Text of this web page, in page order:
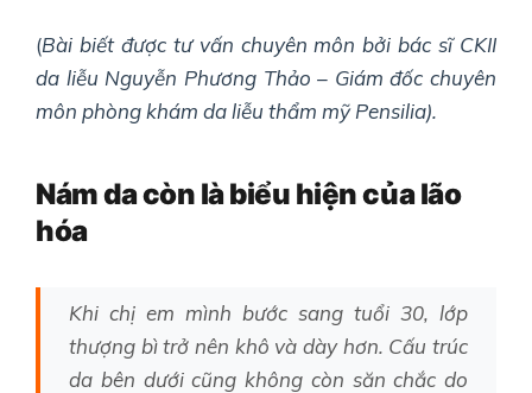
(Bài biết được tư vấn chuyên môn bởi bác sĩ CKII
da liễu Nguyễn Phương Thảo – Giám đốc chuyên
môn phòng khám da liễu thẩm mỹ Pensilia).
Nám da còn là biểu hiện của lão
hóa
Khi chị em mình bước sang tuổi 30, lớp
thượng bì trở nên khô và dày hơn. Cấu trúc
da bên dưới cũng không còn săn chắc do